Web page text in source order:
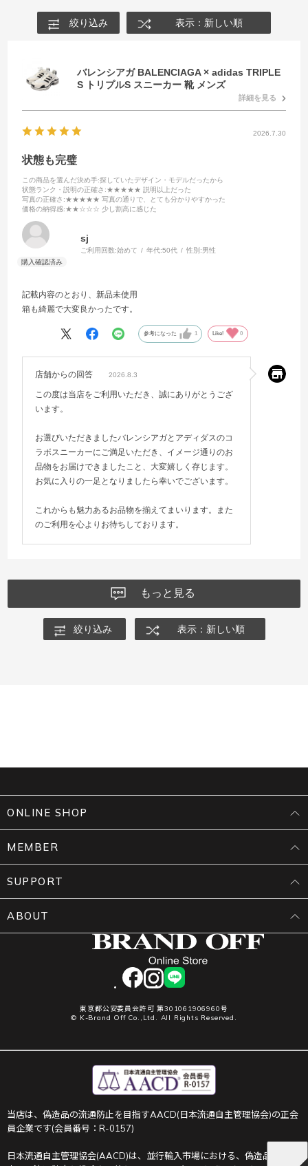
絞り込み 表示：新しい順
バレンシアガ BALENCIAGA × adidas TRIPLE
S トリプルS スニーカー 靴 メンズ
詳細を見る
2026.7.30
状態も完璧
この商品を選んだ決め手:探していたデザイン・モデルだったから
状態ランク・説明の正確さ :★★★★★ 説明以上だった
写真の正確さ :★★★★★ 写真の通りで、とても分かりやすかった
価格の納得感:★★☆☆☆ 少し割高に感じた
sj
ご利用回数:始めて 年代:50代 性別:男性
記載内容のとおり、新品未使用
箱も綺麗で大変良かったです。
参考になった 1 Like! 0
店舗からの回答 2026.8.3
この度は当店をご利用いただき、誠にありがとうござ
います。
お選びいただきましたバレンシアガとアディダスのコ
ラボスニーカーにご満足いただき、イメージ通りのお
品物をお届けできましたこと、大変嬉しく存じます。
お気に入りの一足となりましたら幸いでございます。
これからも魅力あるお品物を揃えてまいります。また
のご利用を心よりお待ちしております。
もっと見る
絞り込み 表示：新しい順
facebookinstagram
LINE
東京都公安委員会許可 第301061906960号
© K-Brand Off Co.,Ltd. All Rights Reserved.
ONLINE SHOP
MEMBER
SUPPORT
ABOUT
当店は、偽造品の流通防止を目指すAACD(日本流通自主管理協会)の正会
員企業です(会員番号：R-0157)
日本流通自主管理協会(AACD)は、並行輸入市場における、偽造品や不正